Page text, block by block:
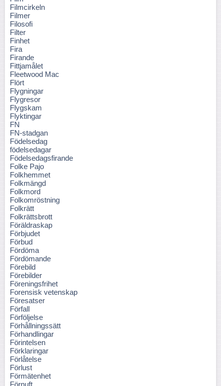
Filmcirkeln
Filmer
Filosofi
Filter
Finhet
Fira
Firande
Fittjamålet
Fleetwood Mac
Flört
Flygningar
Flygresor
Flygskam
Flyktingar
FN
FN-stadgan
Födelsedag
födelsedagar
Födelsedagsfirande
Folke Pajo
Folkhemmet
Folkmängd
Folkmord
Folkomröstning
Folkrätt
Folkrättsbrott
Föräldraskap
Förbjudet
Förbud
Fördöma
Fördömande
Förebild
Förebilder
Föreningsfrihet
Forensisk vetenskap
Föresatser
Förfall
Förföljelse
Förhållningssätt
Förhandlingar
Förintelsen
Förklaringar
Förlåtelse
Förlust
Förmätenhet
Förnuft